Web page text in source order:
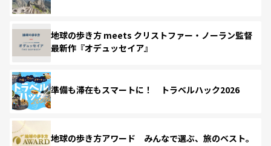
地球の歩き方 meets クリストファー・ノーラン監督
最新作『オデュッセイア』
準備も滞在もスマートに！ トラベルハック2026
地球の歩き方アワード みんなで選ぶ、旅のベスト。